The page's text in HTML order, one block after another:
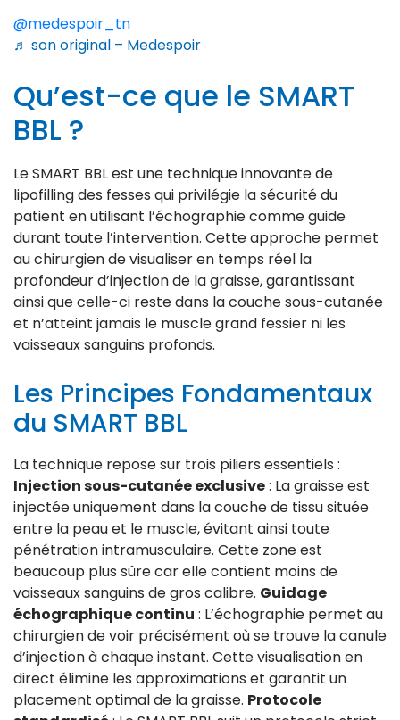
@medespoir_tn
♬ son original – Medespoir
Qu’est-ce que le SMART
BBL ?
Le SMART BBL est une technique innovante de
lipofilling des fesses qui privilégie la sécurité du
patient en utilisant l’échographie comme guide
durant toute l’intervention. Cette approche permet
au chirurgien de visualiser en temps réel la
profondeur d’injection de la graisse, garantissant
ainsi que celle-ci reste dans la couche sous-cutanée
et n’atteint jamais le muscle grand fessier ni les
vaisseaux sanguins profonds.
Les Principes Fondamentaux
du SMART BBL
La technique repose sur trois piliers essentiels :
Injection sous-cutanée exclusive: La graisse est
injectée uniquement dans la couche de tissu située
entre la peau et le muscle, évitant ainsi toute
pénétration intramusculaire. Cette zone est
beaucoup plus sûre car elle contient moins de
vaisseaux sanguins de gros calibre. Guidage
échographique continu : L’échographie permet au
chirurgien de voir précisément où se trouve la canule
d’injection à chaque instant. Cette visualisation en
direct élimine les approximations et garantit un
placement optimal de la graisse. Protocole